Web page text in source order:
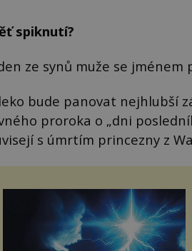
spiknutí?
ze synů muže se
bude panovat nejhlubší
proroka o „dni
s úmrtím princezny z